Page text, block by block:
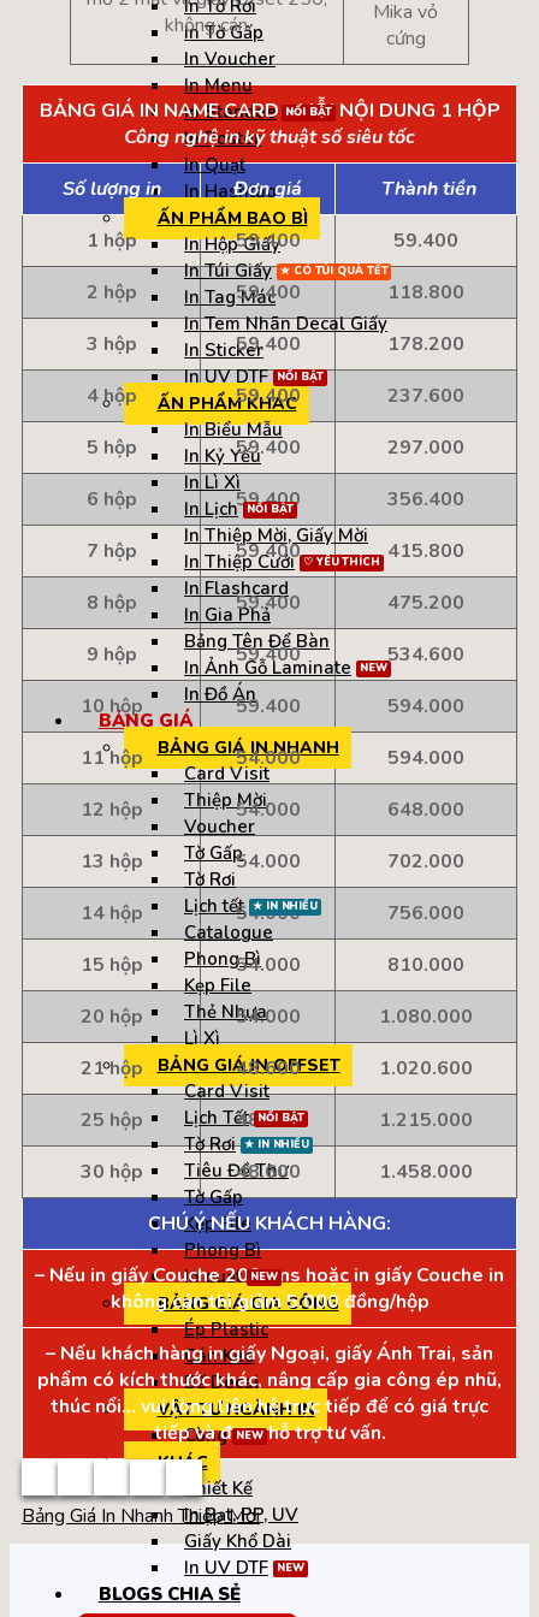
In Tờ Rơi
In Tờ Gấp
In Voucher
In Menu
In Standee
In Poster
In Quạt
In Hashtag
ẤN PHẨM BAO BÌ
In Hộp Giấy
In Túi Giấy
In Tag Mác
In Tem Nhãn Decal Giấy
In Sticker
In UV DTF
ẤN PHẨM KHÁC
In Biểu Mẫu
In Kỷ Yếu
In Lì Xì
In Lịch
In Thiệp Mời, Giấy Mời
In Thiệp Cưới
In Flashcard
In Gia Phả
Bảng Tên Để Bàn
In Ảnh Gỗ Laminate
In Đồ Án
BẢNG GIÁ
BẢNG GIÁ IN NHANH
Card Visit
Thiệp Mời
Voucher
Tờ Gấp
Tờ Rơi
Lịch tết
Catalogue
Phong Bì
Kẹp File
Thẻ Nhựa
Lì Xì
BẢNG GIÁ IN OFFSET
Card Visit
Lịch Tết
Tờ Rơi
Tiêu Đề Thư
Tờ Gấp
Kẹp File
Phong Bì
In quạt
BẢNG GIÁ GIA CÔNG
Ép Plastic
Cán Keo
Bế Decal
VẬT TƯ NGÀNH IN
Còng
KHÁC
Thiết Kế
In Bạt, PP, UV
Giấy Khổ Dài
In UV DTF
BLOGS CHIA SẺ
không cán
Mika vỏ
cứng
BẢNG GIÁ IN NAME CARD – MỖI NỘI DUNG 1 HỘP
Công nghệ in kỹ thuật số siêu tốc
Số lượng in
Đơn giá
Thành tiền
1 hộp
59.400
59.400
2 hộp
59.400
118.800
3 hộp
59.400
178.200
4 hộp
59.400
237.600
5 hộp
59.400
297.000
6 hộp
59.400
356.400
7 hộp
59.400
415.800
8 hộp
59.400
475.200
9 hộp
59.400
534.600
10 hộp
59.400
594.000
11 hộp
54.000
594.000
12 hộp
54.000
648.000
13 hộp
54.000
702.000
14 hộp
54.000
756.000
15 hộp
54.000
810.000
20 hộp
54.000
1.080.000
21 hộp
48.600
1.020.600
25 hộp
48.600
1.215.000
30 hộp
48.600
1.458.000
CHÚ Ý NẾU KHÁCH HÀNG:
– Nếu in giấy Couche 200gms hoặc in giấy Couche in
không cán thì giảm 5.000 đồng/hộp
– Nếu khách hàng in giấy Ngoại, giấy Ánh Trai, sản
phẩm có kích thước khác, nâng cấp gia công ép nhũ,
thúc nổi… vui lòng liên hệ trực tiếp để có giá trực
tiếp và được hỗ trợ tư vấn.
Bảng Giá In Nhanh Thiệp Mời